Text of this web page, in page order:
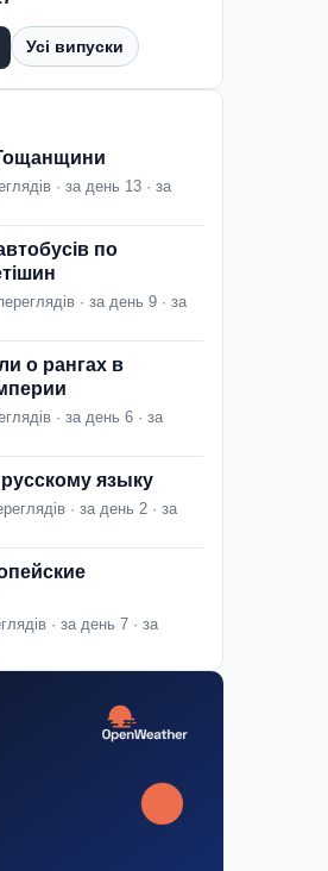
Усі випуски
Гощанщини
· за день 13 · за
по
· за день 9 · за
о рангах в
· за день 6 · за
языку
· за день 2 · за
· за день 7 · за